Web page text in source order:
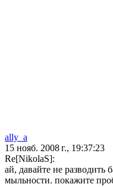
ally_a
15 нояб. 2008 г., 19:37:23
Re[NikolaS]:
ай, давайте не разводить
мыльности. покажите